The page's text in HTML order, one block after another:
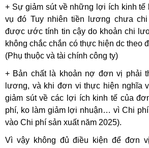
+ Sự giảm sút về những lợi ích kinh tế
vụ đó Tuy nhiên tiền lương chưa
được ước tính tin cậy do khoản chi
không chắc chắn có thực hiện dc theo
(Phụ thuộc và tài chính công ty)
+ Bản chất là khoản nợ đơn vị phải
lương, và khi đơn vi thực hiện nghĩa
giảm sút về các lợi ích kinh tế của
phí, ko làm giảm lợi nhuận… vì Chi
vào Chi phí sản xuất năm 2025).
Vì vậy không đủ điều kiện để đơn